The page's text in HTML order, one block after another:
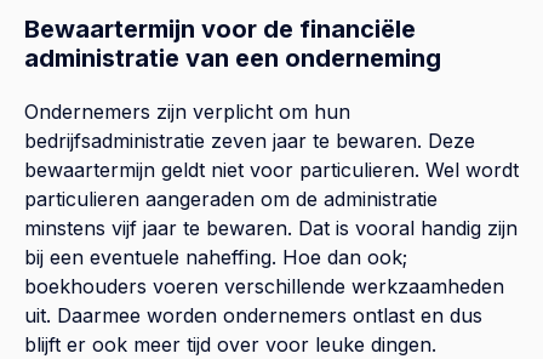
Bewaartermijn voor de financiële
administratie van een onderneming
Ondernemers zijn verplicht om hun
bedrijfsadministratie zeven jaar te bewaren. Deze
bewaartermijn geldt niet voor particulieren. Wel wordt
particulieren aangeraden om de administratie
minstens vijf jaar te bewaren. Dat is vooral handig zijn
bij een eventuele naheffing. Hoe dan ook;
boekhouders voeren verschillende werkzaamheden
uit. Daarmee worden ondernemers ontlast en dus
blijft er ook meer tijd over voor leuke dingen.